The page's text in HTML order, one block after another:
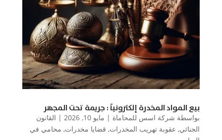
بيع المواد المخدرة إلكترونياً : جريمة تحت المجهر
بواسطة شركة اسس للمحاماة | مايو 10, 2026 | القانون
الجنائي, عقوبة تهريب المخدرات, قضايا مخدرات, محامي في